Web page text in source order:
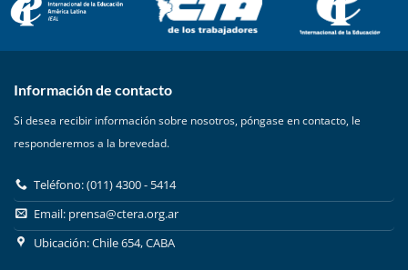
Información de contacto
Si desea recibir información sobre nosotros, póngase en contacto, le
responderemos a la brevedad.
Teléfono: (011) 4300 - 5414
Email: prensa@ctera.org.ar
Ubicación: Chile 654, CABA